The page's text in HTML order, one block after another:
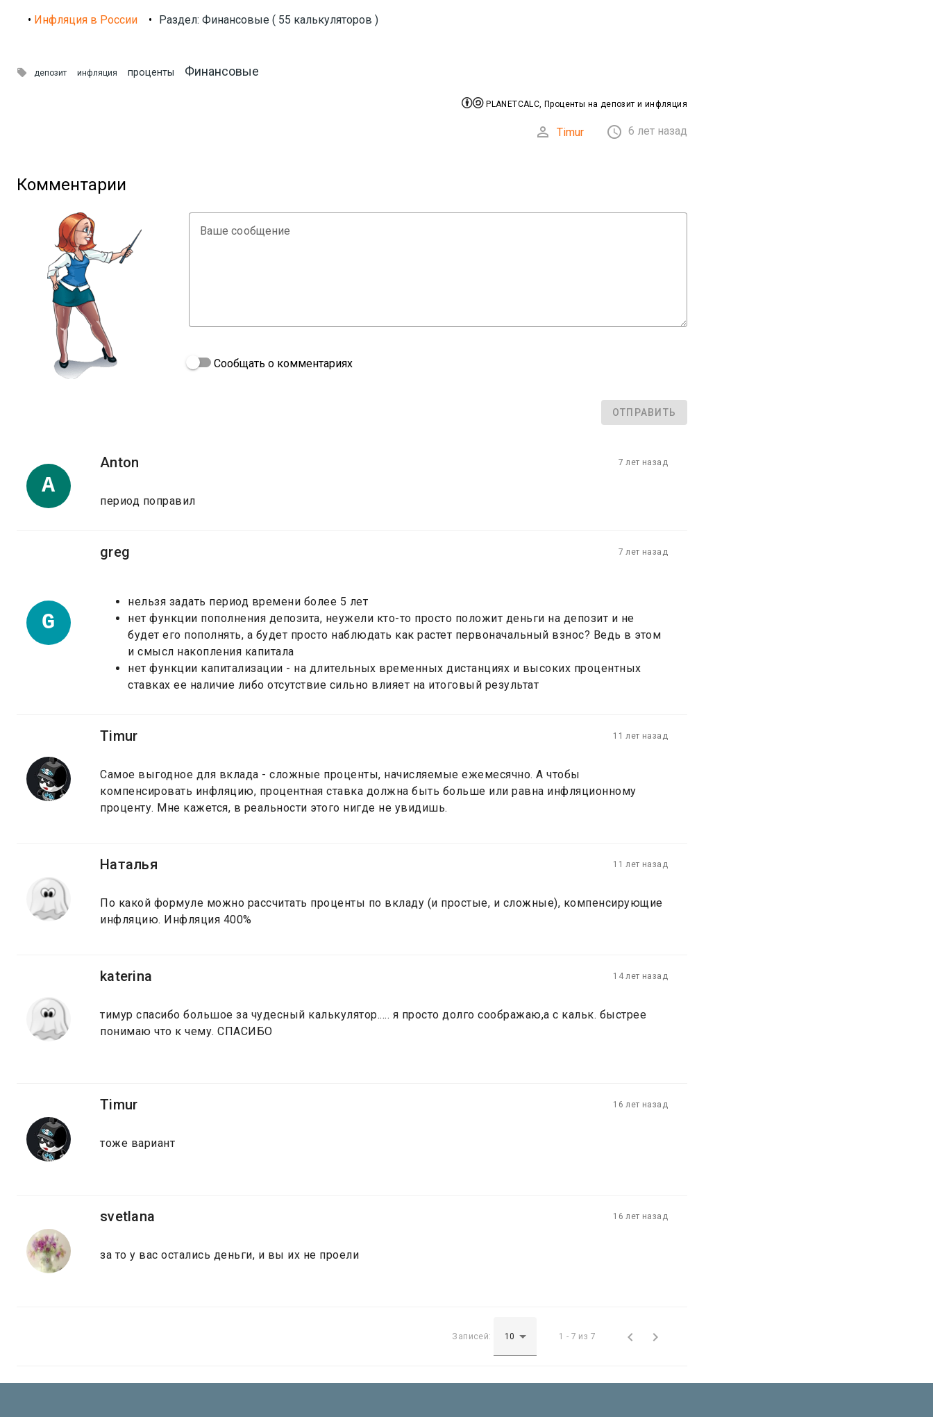
• Инфляция в России • Раздел: Финансовые ( 55 калькуляторов )
 депозит инфляция проценты Финансовые
PLANETCALC, Проценты на депозит и инфляция
 Timur  6 лет назад
Комментарии
Ваше сообщение
Сообщать о комментариях
ОТПРАВИТЬ
A
Anton 7 лет назад
период поправил
G
greg 7 лет назад
нельзя задать период времени более 5 лет
нет функции пополнения депозита, неужели кто-то просто положит деньги на депозит и не
будет его пополнять, а будет просто наблюдать как растет первоначальный взнос? Ведь в этом
и смысл накопления капитала
нет функции капитализации - на длительных временных дистанциях и высоких процентных
ставках ее наличие либо отсутствие сильно влияет на итоговый результат
Timur 11 лет назад
Самое выгодное для вклада - сложные проценты, начисляемые ежемесячно. А чтобы
компенсировать инфляцию, процентная ставка должна быть больше или равна инфляционному
проценту. Мне кажется, в реальности этого нигде не увидишь.
Наталья 11 лет назад
По какой формуле можно рассчитать проценты по вкладу (и простые, и сложные), компенсирующие
инфляцию. Инфляция 400%
katerina 14 лет назад
тимур спасибо большое за чудесный калькулятор..... я просто долго соображаю,а с кальк. быстрее
понимаю что к чему. СПАСИБО
Timur 16 лет назад
тоже вариант
svetlana 16 лет назад
за то у вас остались деньги, и вы их не проели
Записей: 1 - 7 из 7  